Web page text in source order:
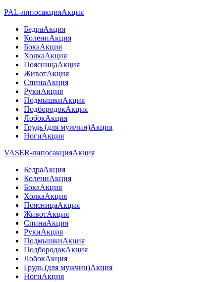
PAL-липосакцияАкция
БедраАкция
КолениАкция
БокаАкция
ХолкаАкция
ПоясницаАкция
ЖивотАкция
СпинаАкция
РукиАкция
ПодмышкиАкция
ПодбородокАкция
ЛобокАкция
Грудь (для мужчин)Акция
НогиАкция
VASER-липосакцияАкция
БедраАкция
КолениАкция
БокаАкция
ХолкаАкция
ПоясницаАкция
ЖивотАкция
СпинаАкция
РукиАкция
ПодмышкиАкция
ПодбородокАкция
ЛобокАкция
Грудь (для мужчин)Акция
НогиАкция